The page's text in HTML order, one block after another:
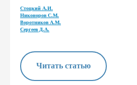
Стоцкий А.И.
Никоноров С.М.
Воротников А.М.
Сергеев Д.А.
Читать статью